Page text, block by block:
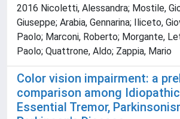
2016 Nicoletti, Alessandra; Mostile,
Giuseppe; Arabia, Gennarina; Iliceto,
Paolo; Marconi, Roberto; Morgante,
Paolo; Quattrone, Aldo; Zappia, Mario
Color vision impairment: a
comparison among
Essential Tremor,